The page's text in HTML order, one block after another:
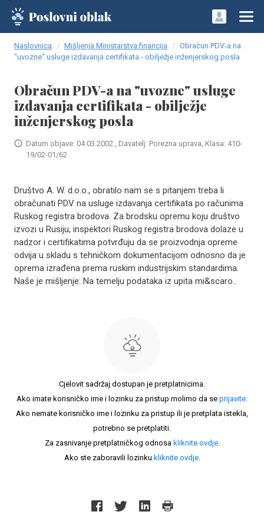
Naslovnica Mišljenja Ministarstva financija
Obračun PDV-a na
"uvozne" usluge izdavanja certifikata - obilježje inženjerskog posla
Obračun PDV-a na "uvozne" usluge
izdavanja certifikata - obilježje
inženjerskog posla
Datum objave: 04.03.2002., Davatelj: Porezna uprava, Klasa: 410-
19/02-01/62
Društvo A. W. d.o.o., obratilo nam se s pitanjem treba li
obračunati PDV na usluge izdavanja certifikata po računima
Ruskog registra brodova. Za brodsku opremu koju društvo
izvozi u Rusiju, inspektori Ruskog registra brodova dolaze u
nadzor i certifikatima potvrđuju da se proizvodnja opreme
odvija u skladu s tehničkom dokumentacijom odnosno da je
oprema izrađena prema ruskim industrijskim standardima.
Naše je mišljenje: Na temelju podataka iz upita mi&scaro..
Cjelovit sadržaj dostupan je pretplatnicima.
Ako imate korisničko ime i lozinku za pristup molimo da se prijavite.
Ako nemate korisničko ime i lozinku za pristup ili je pretplata istekla,
potrebno se pretplatiti.
Za zasnivanje pretplatničkog odnosa kliknite ovdje.
Ako ste zaboravili lozinku kliknite ovdje.